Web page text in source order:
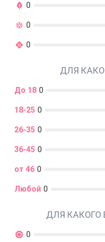
0
0
0
ДЛЯ
До 18 0
18-25 0
26-35 0
36-45 0
от 46 0
Любой 0
ДЛЯ КАКОГО
0